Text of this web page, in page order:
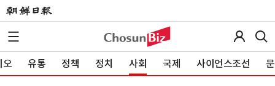
오 유통 정책 정치 사회 국제 사이언스조선